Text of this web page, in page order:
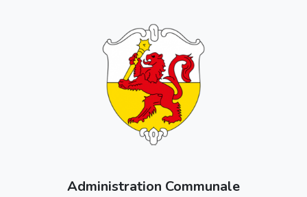
Administration Communale